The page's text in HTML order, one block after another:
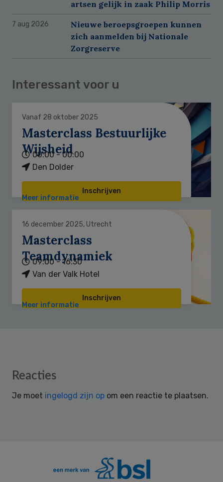
artsen gelijk in zaak Philip Morris
7 aug 2026
Nieuwe beroepsgroepen kunnen
zich aanmelden bij Nationale
Zorgreserve
Interessant voor u
Vanaf 28 oktober 2025
Masterclass Bestuurlijke
Wijsheid
00:00 - 00:00
Den Dolder
Inschrijven
Meer informatie
16 december 2025, Utrecht
Masterclass
Teamdynamiek
09:00 - 16:30
Van der Valk Hotel
Inschrijven
Meer informatie
Reader
Reacties
Je moet ingelogd zijn op om een reactie te plaatsen.